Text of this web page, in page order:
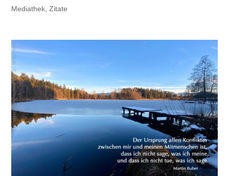
Mediathek ,Zitate